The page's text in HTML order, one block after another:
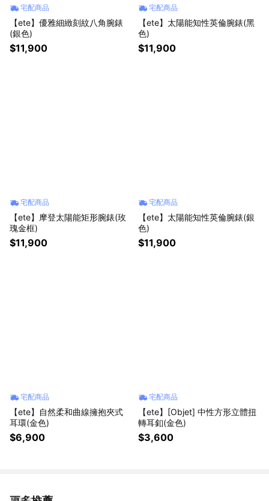
宅配商品
【ete】優雅細緻刻紋八角腕錶
(銀色)
$11,900
宅配商品
【ete】太陽能知性英倫腕錶(黑
色)
$11,900
宅配商品
【ete】摩登太陽能矩形腕錶(玫
瑰金框)
$11,900
宅配商品
【ete】太陽能知性英倫腕錶(銀
色)
$11,900
宅配商品
【ete】自然柔和曲線擁抱夾式
耳環(金色)
$6,900
宅配商品
【ete】[Objet] 中性方形立體扭
轉耳釦(金色)
$3,600